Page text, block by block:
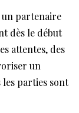
un partenaire
dès le début
attentes, des
un
parties sont